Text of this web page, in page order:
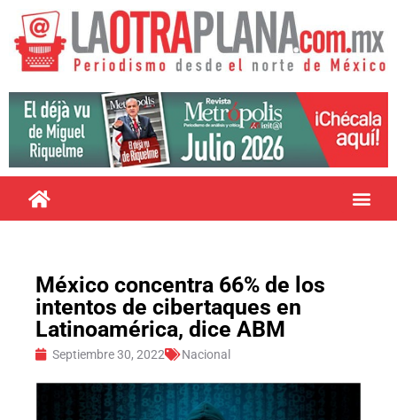
México concentra 66% de los
intentos de cibertaques en
Latinoamérica, dice ABM
Septiembre 30, 2022 Nacional